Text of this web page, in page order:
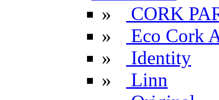
»
CORK
»
Eco Cork
»
Identity
»
Linn